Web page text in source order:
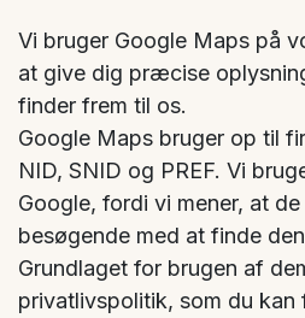
Vi bruger Google Maps på
at give dig præcise
finder frem til os.
Google Maps bruger op til
NID, SNID og PREF. Vi
Google, fordi vi mener, at
besøgende med at finde
Grundlaget for brugen af
privatlivspolitik, som du kan